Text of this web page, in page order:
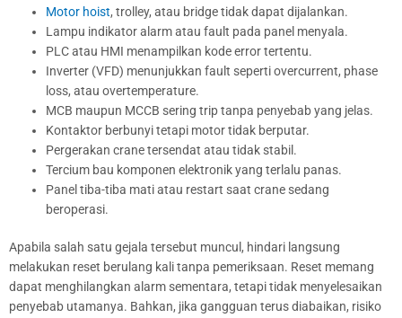
Motor hoist, trolley, atau bridge tidak dapat dijalankan.
Lampu indikator alarm atau fault pada panel menyala.
PLC atau HMI menampilkan kode error tertentu.
Inverter (VFD) menunjukkan fault seperti overcurrent, phase
loss, atau overtemperature.
MCB maupun MCCB sering trip tanpa penyebab yang jelas.
Kontaktor berbunyi tetapi motor tidak berputar.
Pergerakan crane tersendat atau tidak stabil.
Tercium bau komponen elektronik yang terlalu panas.
Panel tiba-tiba mati atau restart saat crane sedang
beroperasi.
Apabila salah satu gejala tersebut muncul, hindari langsung
melakukan reset berulang kali tanpa pemeriksaan. Reset memang
dapat menghilangkan alarm sementara, tetapi tidak menyelesaikan
penyebab utamanya. Bahkan, jika gangguan terus diabaikan, risiko